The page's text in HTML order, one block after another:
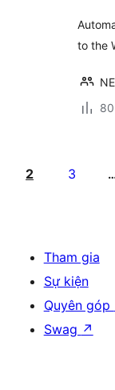
to the
2 3
Tham gia
Sự kiện
Quyên góp
Swag ↗